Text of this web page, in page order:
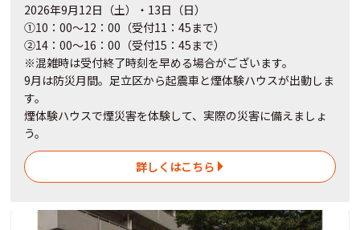
2026年9月12日（土）・13日（日）
①10：00～12：00（受付11：45まで）
②14：00～16：00（受付15：45まで）
※混雑時は受付終了時刻を早める場合がございます。
9月は防災月間。足立区から起震車と煙体験ハウスが出動しま
す。
煙体験ハウスで煙災害を体験して、実際の災害に備えましょ
う。
詳しくはこちら